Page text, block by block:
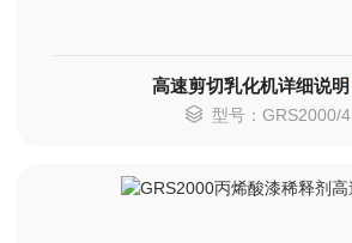
高速剪切乳化机详细说明
型号：GRS2000/4